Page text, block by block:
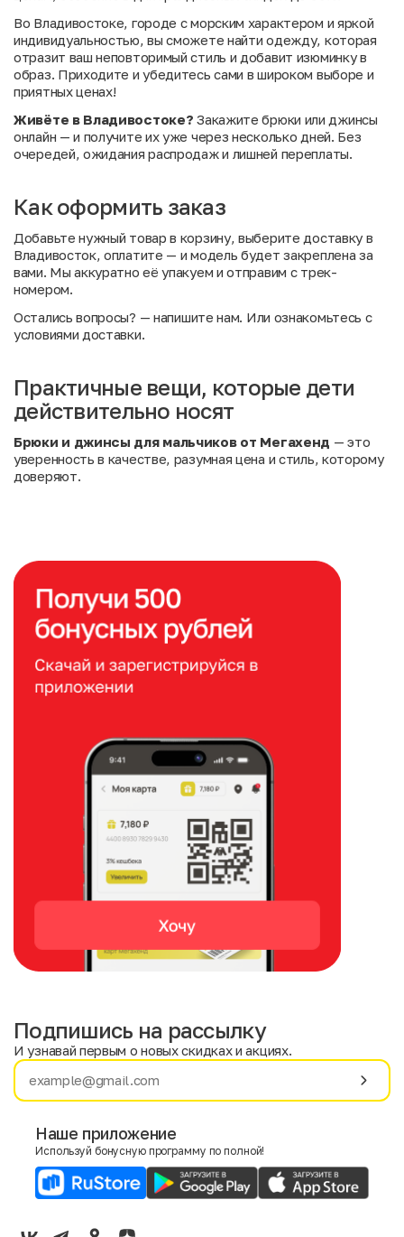
Во Владивостоке, городе с морским характером и яркой
индивидуальностью, вы сможете найти одежду, которая
отразит ваш неповторимый стиль и добавит изюминку в
образ. Приходите и убедитесь сами в широком выборе и
приятных ценах!
Живёте в Владивостоке? Закажите брюки или джинсы
онлайн — и получите их уже через несколько дней. Без
очередей, ожидания распродаж и лишней переплаты.
Как оформить заказ
Добавьте нужный товар в корзину, выберите доставку в
Владивосток, оплатите — и модель будет закреплена за
вами. Мы аккуратно её упакуем и отправим с трек-
номером.
Остались вопросы? — напишите нам. Или ознакомьтесь с
условиями доставки.
Практичные вещи, которые дети
действительно носят
Брюки и джинсы для мальчиков от Мегахенд — это
уверенность в качестве, разумная цена и стиль, которому
доверяют.
Имя
E-mail
Подпишись на рассылку
И узнавай первым о новых скидках и акциях.
Наше приложение
Используй бонусную программу по полной!